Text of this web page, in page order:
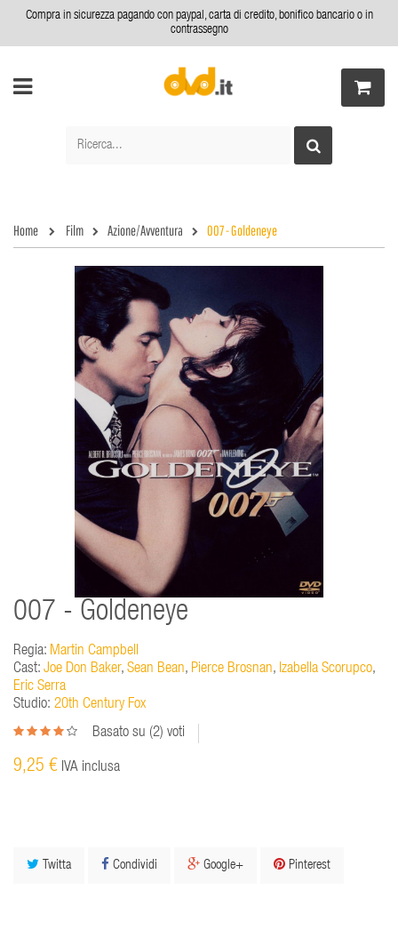
Compra in sicurezza pagando con paypal, carta di credito, bonifico bancario o in
contrassegno
Home Film Azione/Avventura 007 - Goldeneye
007 - Goldeneye
Regia: Martin Campbell
Cast: Joe Don Baker, Sean Bean, Pierce Brosnan, Izabella Scorupco,
Eric Serra
Studio: 20th Century Fox
Basato su (2) voti
9,25 € IVA inclusa
Twitta Condividi Google+ Pinterest